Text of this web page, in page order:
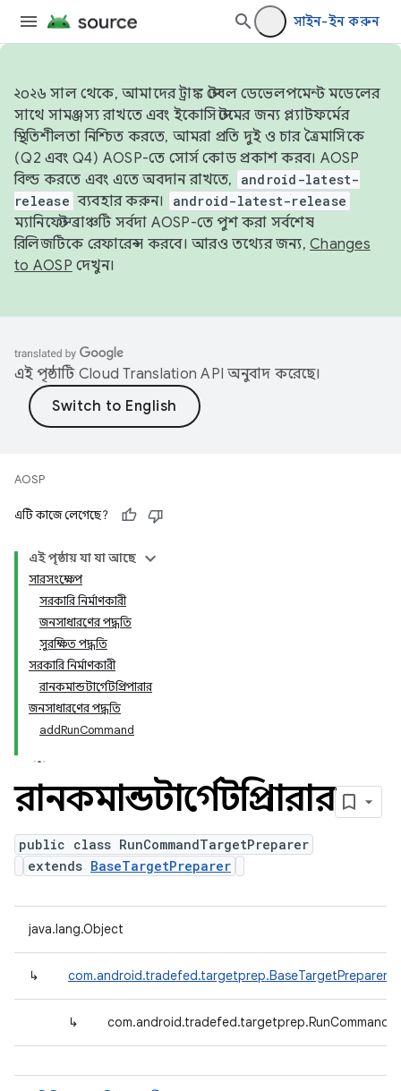
সাইন-ইন করুন
২০২৬ সাল থেকে, আমাদের ট্রাঙ্ক স্টেবল ডেভেলপমেন্ট মডেলের
সাথে সামঞ্জস্য রাখতে এবং ইকোসিস্টেমের জন্য প্ল্যাটফর্মের
স্থিতিশীলতা নিশ্চিত করতে, আমরা প্রতি দুই ও চার ত্রৈমাসিকে
(Q2 এবং Q4) AOSP-তে সোর্স কোড প্রকাশ করব। AOSP
বিল্ড করতে এবং এতে অবদান রাখতে,
android-latest-
release ব্যবহার করুন। android-latest-release
ম্যানিফেস্ট ব্রাঞ্চটি সর্বদা AOSP-তে পুশ করা সর্বশেষ
রিলিজটিকে রেফারেন্স করবে। আরও তথ্যের জন্য, Changes
to AOSP দেখুন।
এই পৃষ্ঠাটি Cloud Translation API অনুবাদ করেছে।
AOSP
এটি কাজে লেগেছে?
এই পৃষ্ঠায় যা যা আছে
সারসংক্ষেপ
সরকারি নির্মাণকারী
জনসাধারণের পদ্ধতি
সুরক্ষিত পদ্ধতি
সরকারি নির্মাণকারী
রানকমান্ডটার্গেটপ্রিপারার
জনসাধারণের পদ্ধতি
addRunCommand
রানকমান্ডটার্গেটপ্রিপারার
public class RunCommandTargetPreparer
extends BaseTargetPreparer
java.lang.Object
↳ com.android.tradefed.targetprep.BaseTargetPreparer
↳